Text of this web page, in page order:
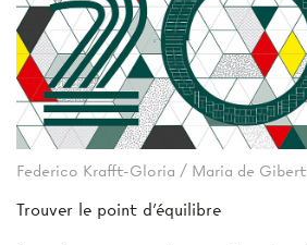
Federico Krafft-Gloria / Maria de Gibert
Trouver le point d’équilibre